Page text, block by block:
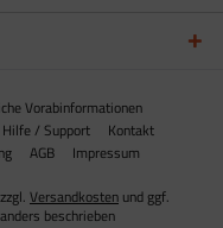
Vorabinformationen
Hilfe / Support
Kontakt
AGB
Impressum
Versandkosten und ggf.
beschrieben